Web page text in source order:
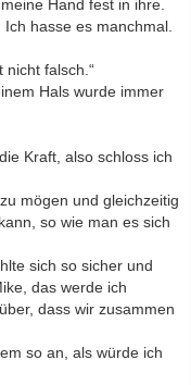
Hand fest in ihre.
Ich hasse es manchmal.
nicht falsch.“
Hals wurde immer
Kraft, also schloss ich
mögen und gleichzeitig
so wie man es sich
sich so sicher und
das werde ich
dass wir zusammen
so an, als würde ich